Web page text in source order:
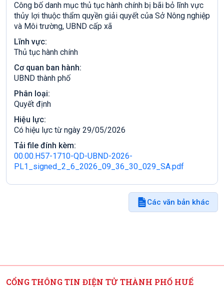
Công bố danh mục thủ tục hành chính bị bãi bỏ lĩnh vực
thủy lợi thuộc thẩm quyền giải quyết của Sở Nông nghiệp
và Môi trường, UBND cấp xã
Lĩnh vực:
Thủ tục hành chính
Cơ quan ban hành:
UBND thành phố
Phân loại:
Quyết định
Hiệu lực:
Có hiệu lực từ ngày 29/05/2026
Tải file đính kèm:
00.00.H57-1710-QD-UBND-2026-
PL1_signed_2_6_2026_09_36_30_029_SA.pdf
Các văn bản khác
CỔNG THÔNG TIN ĐIỆN TỬ THÀNH PHỐ HUẾ